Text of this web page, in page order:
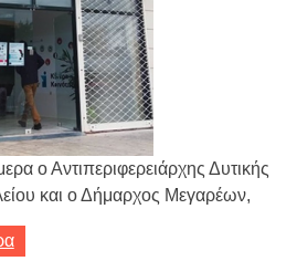
ο Αντιπεριφερειάρχης Δυτικής
και ο Δήμαρχος Μεγαρέων,